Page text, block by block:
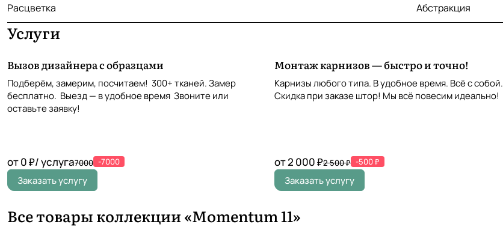
Расцветка Абстракция
Услуги
Вызов дизайнера с образцами
Подберём, замерим, посчитаем! 300+ тканей. Замер
бесплатно. Выезд — в удобное время Звоните или
оставьте заявку!
от 0 ₽/ услуга7000 -7000
Заказать услугу
Монтаж карнизов — быстро и точно!
Карнизы любого типа. В удобное время. Всё с собой.
Скидка при заказе штор! Мы всё повесим идеально!
от 2 000 ₽2 500 ₽ -500 ₽
Заказать услугу
Все товары коллекции «Momentum 11»